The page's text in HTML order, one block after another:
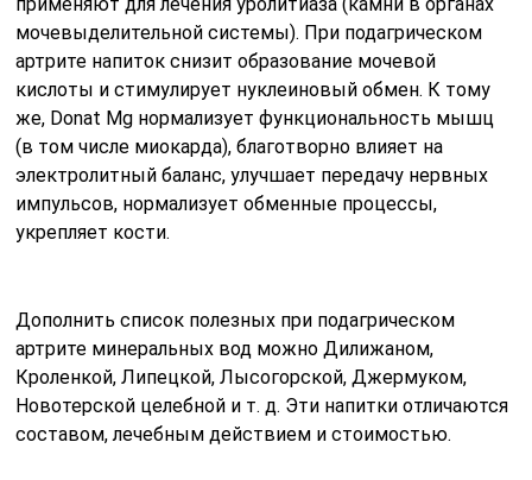
мочевыделительной системы). При подагрическом
артрите напиток снизит образование мочевой
кислоты и стимулирует нуклеиновый обмен. К тому
же, Donat Mg нормализует функциональность мышц
(в том числе миокарда), благотворно влияет на
электролитный баланс, улучшает передачу нервных
импульсов, нормализует обменные процессы,
укрепляет кости.
Дополнить список полезных при подагрическом
артрите минеральных вод можно Дилижаном,
Кроленкой, Липецкой, Лысогорской, Джермуком,
Новотерской целебной и т. д. Эти напитки отличаются
составом, лечебным действием и стоимостью.